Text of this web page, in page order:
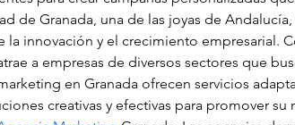
de Granada, una de las joyas de
innovación y el crecimiento empresarial.
a empresas de diversos sectores que
en Granada ofrecen servicios
creativas y efectivas para promover su